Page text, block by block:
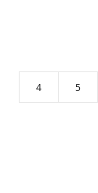
4 5